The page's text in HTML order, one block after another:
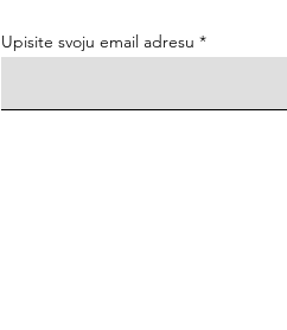
Upisite svoju email adresu